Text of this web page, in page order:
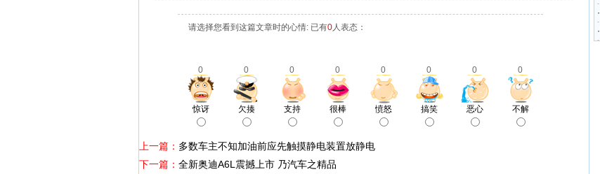
请选择您看到这篇文章时的心情: 已有0人表态：
0 0 0 0 0 0 0 0
惊讶 欠揍 支持 很棒 愤怒 搞笑 恶心 不解
上一篇： 多数车主不知加油前应先触摸静电装置放静电
下一篇： 全新奥迪A6L震撼上市 乃汽车之精品
·
·